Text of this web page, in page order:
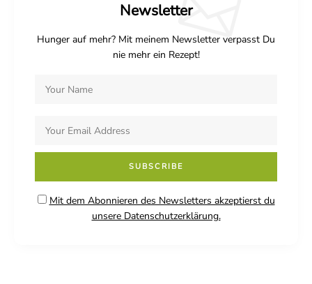
Newsletter
Hunger auf mehr? Mit meinem Newsletter verpasst Du
nie mehr ein Rezept!
Mit dem Abonnieren des Newsletters akzeptierst du
unsere Datenschutzerklärung.